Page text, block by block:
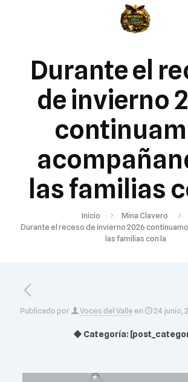
Durante el
de invierno
las familias
Inicio
Mina Clavero
Durante el receso de invierno 2026
las familias con la
Publicado por Voces del Valle en 24 junio,
◆ Categoría: